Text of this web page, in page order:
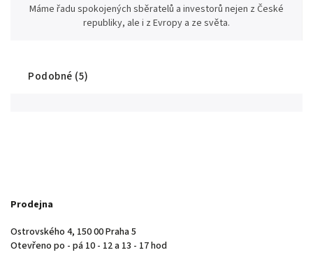
Máme řadu spokojených sběratelů a investorů nejen z České
republiky, ale i z Evropy a ze světa.
Podobné (5)
Prodejna
Ostrovského 4, 150 00 Praha 5
Otevřeno po - pá 10 - 12 a 13 - 17 hod